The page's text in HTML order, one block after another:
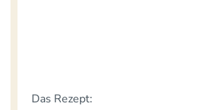
Das Rezept: